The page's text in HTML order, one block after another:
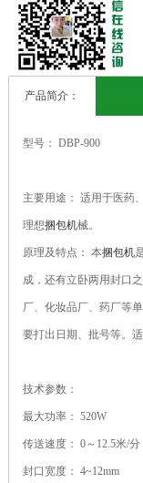
产品简介：
型号： DBP-900
主要用途： 适用于医药
理想捆包机械。
原理及特点： 本捆包机
成，还有立卧两用封口
厂、化妆品厂、药厂等
要打出日期、批号等。
技术参数：
最大功率： 520W
传送速度： 0～12.5米/分
封口宽度： 4~12mm